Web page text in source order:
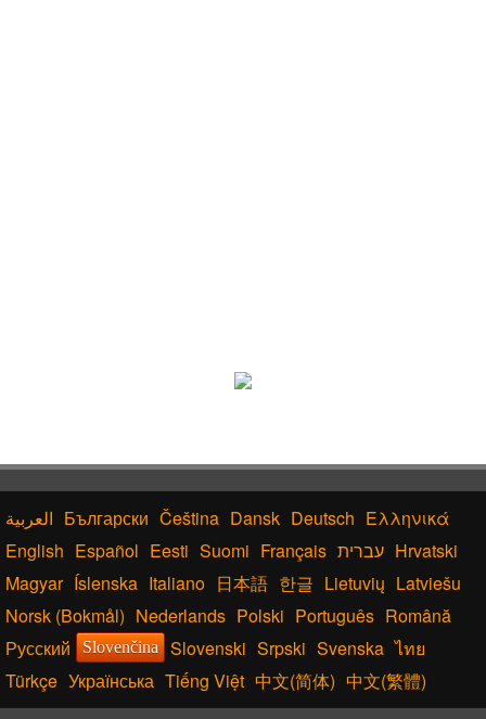
Български Čeština Dansk Deutsch Ελληνικά
English Español Eesti Suomi Français עברית Hrvatski
Magyar Íslenska Italiano 日本語 한글 Lietuvių Latviešu
Norsk (Bokmål) Nederlands Polski Português Română
Русский
Slovenčina Slovenski Srpski Svenska ไทย
Türkçe Українська Tiếng Việt 中文(简体) 中文(繁體)